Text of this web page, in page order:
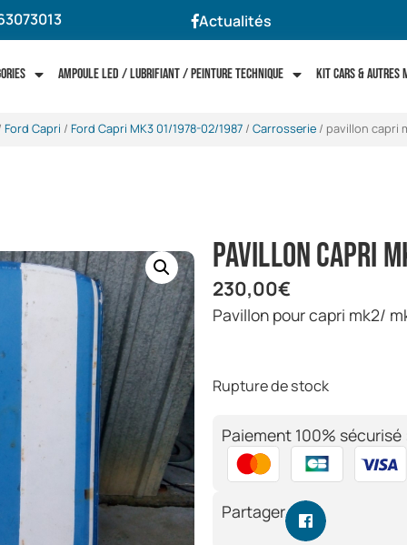
Actualités
Ampoule LED / Lubrifiant / Peinture technique Kit cars & autres
Ford Capri / Ford Capri MK3 01/1978-02/1987 / Carrosserie / pavillon capri
pavillon capri
230,00€
pavillon pour capri mk2/
Rupture de stock
Paiement 100% sécurisé
Partager